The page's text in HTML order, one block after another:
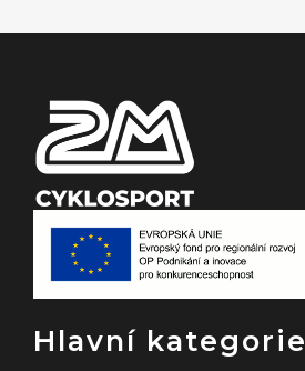
t
Hlavní kategorie